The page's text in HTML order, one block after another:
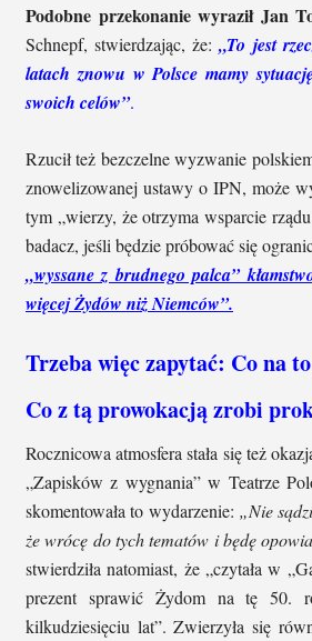
Podobne przekonanie wyraził Jan
Schnepf, stwierdzając, że:„To jest
latach znowu w Polsce mamy
swoich celów”.
Rzucił też bezczelne wyzwanie
znowelizowanej ustawy o IPN, może
tym „wierzy, że otrzyma wsparcie
badacz, jeśli będzie próbować się
„wyssane z brudnego palca”
więcej Żydów niż Niemców”.
Trzeba więc zapytać: Co na
Co z tą prowokacją zrobi
Rocznicowa atmosfera stała się też
„Zapisków z wygnania” w Teatrze
skomentowała to wydarzenie: „Nie
że wrócę do tych tematów i będę
stwierdziła natomiast, że „czytała w
prezent sprawić Żydom na tę 50.
kilkudziesięciu lat”. Zwierzyła się